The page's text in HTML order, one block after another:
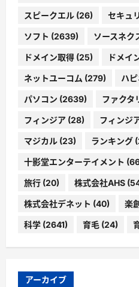
スピークエル (26) セキュ
ソフト (2639) ソースネク
ドメイン取得 (25) ドメイ
ネットユーコム (279) ハ
パソコン (2639) ファクタ
フィンジア (28) フィンジ
マジカル (23) ランキング
十影堂エンターテイメント
旅行 (20) 株式会社AHS
株式会社デネット (40) 楽
科学 (2641) 育毛 (24)
アーカイブ